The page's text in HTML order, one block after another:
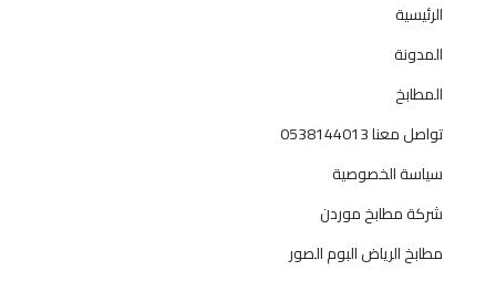
الرئيسية
المدونة
المطابخ
تواصل معنا 0538144013
سياسة الخصوصية
شركة مطابخ موردن
مطابخ الرياض البوم الصور